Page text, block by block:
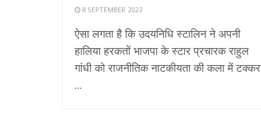
8 SEPTEMBER 2023
ऐसा लगता है कि उदयनिधि स्टालिन ने अपनी
हालिया हरकतों भाजपा के स्टार प्रचारक राहुल
गांधी को राजनीतिक नाटकीयता की कला में टक्कर
...